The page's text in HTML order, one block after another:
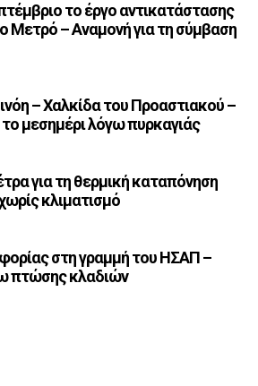
το έργο αντικατάστασης
Μετρό – Αναμονή για τη σύμβαση
– Χαλκίδα του Προαστιακού –
μεσημέρι λόγω πυρκαγιάς
για τη θερμική καταπόνηση
κλιματισμό
στη γραμμή του ΗΣΑΠ –
πτώσης κλαδιών